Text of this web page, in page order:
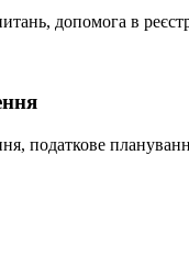
допомога в
податкове